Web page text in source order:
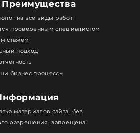
на все виды работ
проверенным специалистом
стажем
подход
бизнес процессы
материалов сайта, без
разрешения, запрещена!